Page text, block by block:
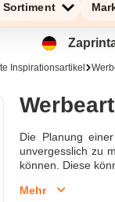
Sortiment
Inspirationsartikel
Die Planung
unvergesslich zu
können. Diese
Art sein, die
Mehr